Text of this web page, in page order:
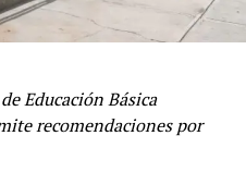
Educación Básica
recomendaciones por